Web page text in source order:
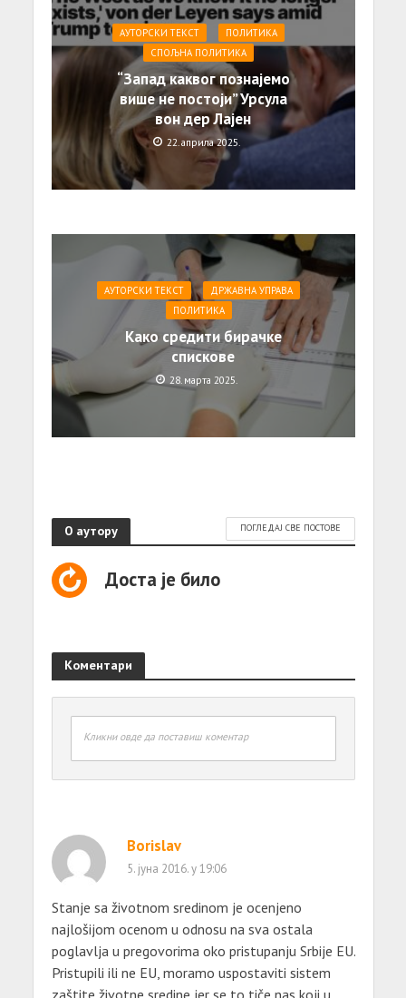
АУТОРСКИ ТЕКСТ
ПОЛИТИКА
СПОЉНА ПОЛИТИКА
“Запад каквог познајемо
више не постоји” Урсула
вон дер Лајен
22. априла 2025.
АУТОРСКИ ТЕКСТ
ДРЖАВНА УПРАВА
ПОЛИТИКА
Како средити бирачке
спискове
28. марта 2025.
О аутору ПОГЛЕДАЈ СВЕ ПОСТОВЕ
Доста је било
Коментари
Кликни овде да поставиш коментар
Borislav
5. јуна 2016. у 19:06
Stanje sa životnom sredinom je ocenjeno
najlošijom ocenom u odnosu na sva ostala
poglavlja u pregovorima oko pristupanju Srbije EU.
Pristupili ili ne EU, moramo uspostaviti sistem
zaštite životne sredine jer se to tiče nas koji u